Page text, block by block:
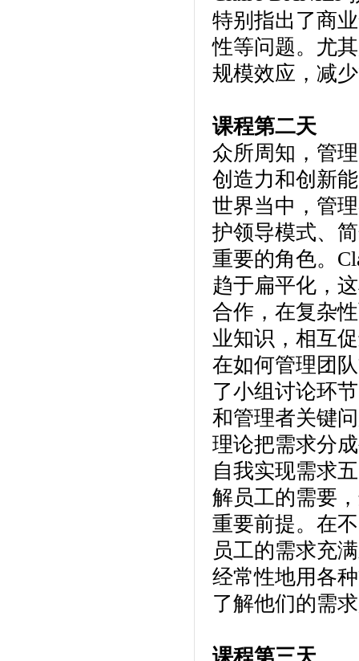
特别指出了商
性等问题。尤
规模效应，减
课程第二天
众所周知，管
创造力和创新
世界当中，管
护领导模式、
重要的角色。
趋于扁平化，
合作，在复杂
业知识，相互
在如何管理团
了小组讨论环
和管理者关键
理论把需求分
自我实现需求
解员工的需要
重要前提。在
员工的需求充
经常性地用各
了解他们的需